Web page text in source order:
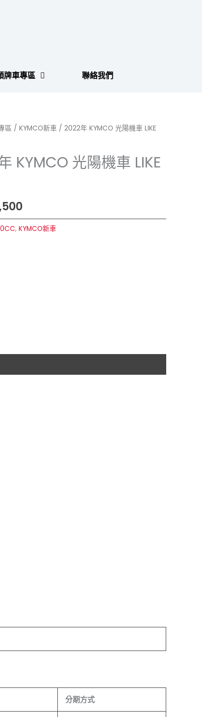
牌車專區 聯絡我們
區 /KYMCO新車 / 2022年 KYMCO 光陽機車 LIKE
KYMCO 光陽機車 LIKE
,KYMCO新車
分期方式